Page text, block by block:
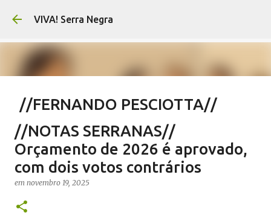
Pular para o conteúdo principal
VIVA! Serra Negra
//FERNANDO PESCIOTTA//
Encurtando caminho
em FERNANDO PESCIOTTA
NOTÍCIAS SERRA NEGRA VIVA! SERRA NEGRA
0
//NOTAS SERRANAS//
Orçamento de 2026 é aprovado,
com dois votos contrários
em novembro 19, 2025